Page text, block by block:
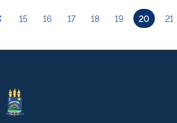
15 16 17 18 19 20 21